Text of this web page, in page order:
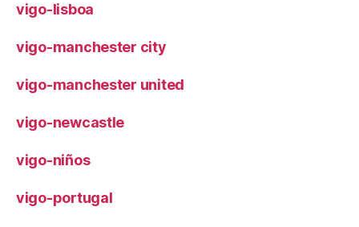
vigo-lisboa
vigo-manchester city
vigo-manchester united
vigo-newcastle
vigo-niños
vigo-portugal